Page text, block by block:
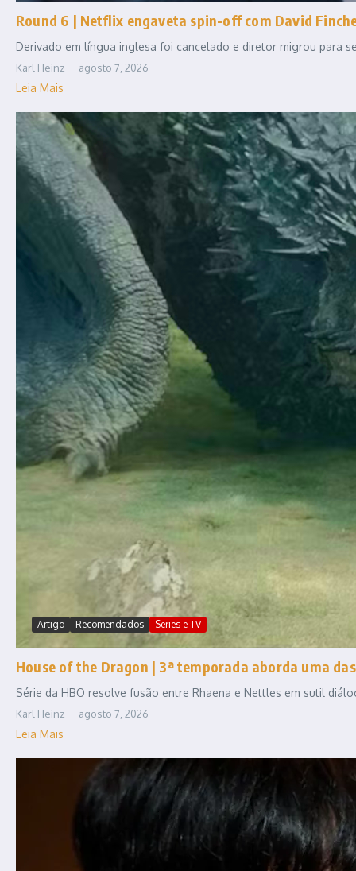
Round 6 | Netflix engaveta spin-off com David
Derivado em língua inglesa foi cancelado e diretor migrou para
Karl Heinz agosto 7, 2026
Leia Mais
Artigo Recomendados Series e TV
House of the Dragon | 3ª temporada aborda uma
Série da HBO resolve fusão entre Rhaena e Nettles em sutil
Karl Heinz agosto 7, 2026
Leia Mais